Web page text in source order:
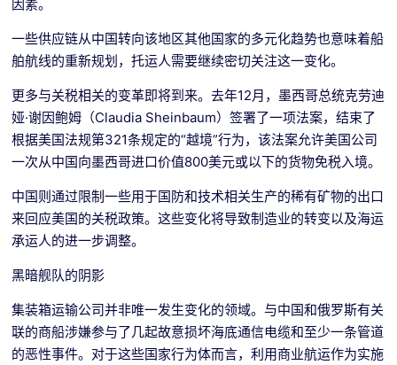
因素。
一些供应链从中国转向该地区其他国家的多元化趋势也意味着船
舶航线的重新规划，托运人需要继续密切关注这一变化。
更多与关税相关的变革即将到来。去年12月，墨西哥总统克劳迪
娅·谢因鲍姆（Claudia Sheinbaum）签署了一项法案，结束了
根据美国法规第321条规定的“越境”行为，该法案允许美国公司
一次从中国向墨西哥进口价值800美元或以下的货物免税入境。
中国则通过限制一些用于国防和技术相关生产的稀有矿物的出口
来回应美国的关税政策。这些变化将导致制造业的转变以及海运
承运人的进一步调整。
黑暗舰队的阴影
集装箱运输公司并非唯一发生变化的领域。与中国和俄罗斯有关
联的商船涉嫌参与了几起故意损坏海底通信电缆和至少一条管道
的恶性事件。对于这些国家行为体而言，利用商业航运作为实施